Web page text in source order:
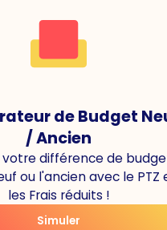
de Budget
/ Ancien
votre différence de
ou l'ancien avec le PTZ
les Frais réduits !
Simuler